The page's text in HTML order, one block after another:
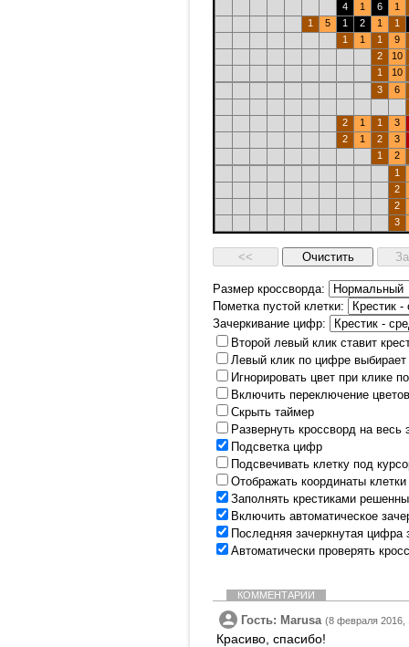
4
1 6
1
1
5 1 2 1
1
1
1 1
9
2
10
1
10
3
6
2 1 1
3
2
1 2
3
1
2
1
2
2
3
Размер кроссворда:
Пометка пустой клетки:
Зачеркивание цифр:
Второй левый клик ставит
Левый клик по цифре выбирает
Игнорировать цвет при клике
Включить переключение
Скрыть таймер
Развернуть кроссворд на
Подсветка цифр
Подсвечивать клетку под
Отображать координаты
Заполнять крестиками
Включить автоматическое
Последняя зачеркнутая цифра
Автоматически проверять
КОММЕНТАРИИ
Гость: Marusa (8 февраля 2016,
Красиво, спасибо!